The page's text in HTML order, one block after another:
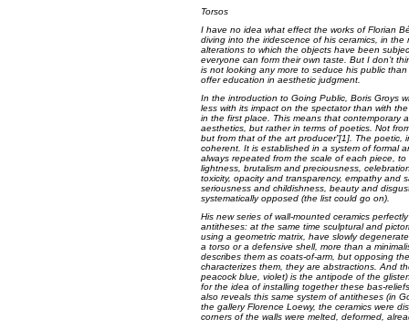
Torsos
I have no idea what effect the works of Florian
diving into the iridescence of his ceramics, in the
alterations to which the objects have been
everyone can form their own taste. But I don’t
is not looking any more to seduce his public
offer education in aesthetic judgment.
In the introduction to Going Public , Boris Groys
less with its impact on the spectator than with
in the first place. This means that contemporary
aesthetics, but rather in terms of poetics. Not
but from that of the art producer”[1]. The poetic,
coherent. It is established in a system of formal
always repeated from the scale of each piece,
lightness, brutalism and preciousness,
toxicity, opacity and transparency, empathy and
seriousness and childishness, beauty and
systematically opposed (the list could go on).
His new series of wall-mounted ceramics
antitheses: at the same time sculptural and
using a geometric matrix, have slowly
a torso or a defensive shell, more than a
describes them as coats-of-arm, but opposing
characterizes them, they are abstractions. And
peacock blue, violet) is the antipode of the
for the idea of installing together these bas-
also reveals this same system of antitheses (in
the gallery Florence Loewy, the ceramics were
corners of the walls were melted, deformed,